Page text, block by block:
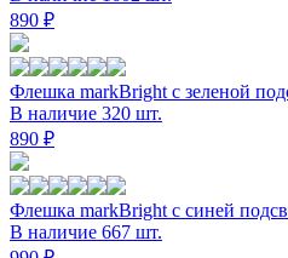
890 ₽
Флешка markBright с зеленой
В наличие 320 шт.
890 ₽
Флешка markBright с синей
В наличие 667 шт.